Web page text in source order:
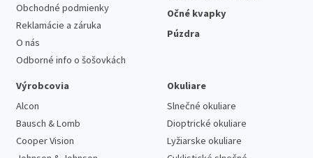
Obchodné podmienky
Reklamácie a záruka
O nás
Odborné info o šošovkách
Očné kvapky
Púzdra
Výrobcovia
Alcon
Bausch & Lomb
Cooper Vision
Okuliare
Slnečné okuliare
Dioptrické okuliare
Lyžiarske okuliare